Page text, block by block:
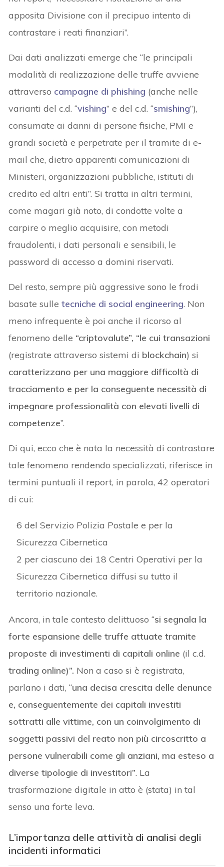
apposita Divisione con il precipuo intento di
contrastare i reati finanziari”.
Dai dati analizzati emerge che “le principali
modalità di realizzazione delle truffe avviene
attraverso campagne di phishing (anche nelle
varianti del c.d. “vishing” e del c.d. “smishing”),
consumate ai danni di persone fisiche, PMI e
grandi società e perpetrate per il tramite di e-
mail che, dietro apparenti comunicazioni di
Ministeri, organizzazioni pubbliche, istituti di
credito ed altri enti”. Si tratta in altri termini,
come magari già noto, di condotte volte a
carpire o meglio acquisire, con metodi
fraudolenti, i dati personali e sensibili, le
password di accesso a domini riservati.
Del resto, sempre più aggressive sono le frodi
basate sulletecniche di social engineering. Non
meno infrequente è poi anche il ricorso al
fenomeno delle “criptovalute”, “le cui transazioni
(registrate attraverso sistemi di blockchain) si
caratterizzano per una maggiore difficoltà di
tracciamento e per la conseguente necessità di
impegnare professionalità con elevati livelli di
competenze”.
Di qui, ecco che è nata la necessità di contrastare
tale fenomeno rendendo specializzati, riferisce in
termini puntuali il report, in parola, 42 operatori
di cui:
6 del Servizio Polizia Postale e per la
Sicurezza Cibernetica
2 per ciascuno dei 18 Centri Operativi per la
Sicurezza Cibernetica diffusi su tutto il
territorio nazionale.
Ancora, in tale contesto delittuoso “si segnala la
forte espansione delle truffe attuate tramite
proposte di investimenti di capitali online (il c.d.
trading online)”. Non a caso si è registrata,
parlano i dati, “una decisa crescita delle denunce
e, conseguentemente dei capitali investiti
sottratti alle vittime, con un coinvolgimento di
soggetti passivi del reato non più circoscritto a
persone vulnerabili come gli anziani, ma esteso a
diverse tipologie di investitori”. La
trasformazione digitale in atto è (stata) in tal
senso una forte leva.
L’importanza delle attività di analisi degli
incidenti informatici